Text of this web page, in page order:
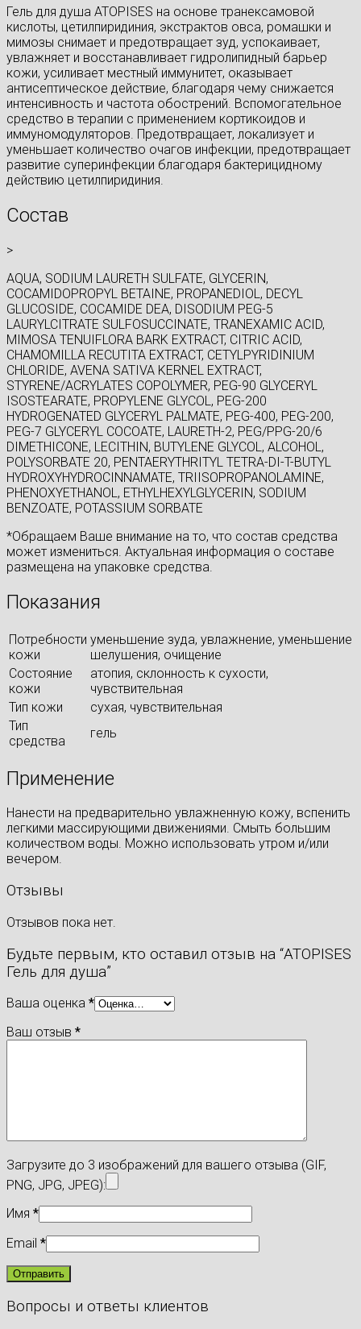
Гель для душа ATOPISES на основе транексамовой
кислоты, цетилпиридиния, экстрактов овса, ромашки и
мимозы снимает и предотвращает зуд, успокаивает,
увлажняет и восстанавливает гидролипидный барьер
кожи, усиливает местный иммунитет, оказывает
антисептическое действие, благодаря чему снижается
интенсивность и частота обострений. Вспомогательное
средство в терапии с применением кортикоидов и
иммуномодуляторов. Предотвращает, локализует и
уменьшает количество очагов инфекции, предотвращает
развитие суперинфекции благодаря бактерицидному
действию цетилпиридиния.
Состав
>
AQUA, SODIUM LAURETH SULFATE, GLYCERIN,
COCAMIDOPROPYL BETAINE, PROPANEDIOL, DECYL
GLUCOSIDE, COCAMIDE DEA, DISODIUM PEG-5
LAURYLCITRATE SULFOSUCCINATE, TRANEXAMIC ACID,
MIMOSA TENUIFLORA BARK EXTRACT, CITRIC ACID,
CHAMOMILLA RECUTITA EXTRACT, CETYLPYRIDINIUM
CHLORIDE, AVENA SATIVA KERNEL EXTRACT,
STYRENE/ACRYLATES COPOLYMER, PEG-90 GLYCERYL
ISOSTEARATE, PROPYLENE GLYCOL, PEG-200
HYDROGENATED GLYCERYL PALMATE, PEG-400, PEG-200,
PEG-7 GLYCERYL COCOATE, LAURETH-2, PEG/PPG-20/6
DIMETHICONE, LECITHIN, BUTYLENE GLYCOL, ALCOHOL,
POLYSORBATE 20, PENTAERYTHRITYL TETRA-DI-T-BUTYL
HYDROXYHYDROCINNAMATE, TRIISOPROPANOLAMINE,
PHENOXYETHANOL, ETHYLHEXYLGLYCERIN, SODIUM
BENZOATE, POTASSIUM SORBATE
*Обращаем Ваше внимание на то, что состав средства
может измениться. Актуальная информация о составе
размещена на упаковке средства.
Показания
Потребности
кожи
уменьшение зуда, увлажнение, уменьшение
шелушения, очищение
Состояние
кожи
атопия, склонность к сухости,
чувствительная
Тип кожи
сухая, чувствительная
Тип
средства
гель
Применение
Нанести на предварительно увлажненную кожу, вспенить
легкими массирующими движениями. Смыть большим
количеством воды. Можно использовать утром и/или
вечером.
Отзывы
Отзывов пока нет.
Будьте первым, кто оставил отзыв на “ATOPISES
Гель для душа”
Ваша оценка *
Ваш отзыв *
Загрузите до 3 изображений для вашего отзыва (GIF,
PNG, JPG, JPEG):
Имя *
Email *
Вопросы и ответы клиентов